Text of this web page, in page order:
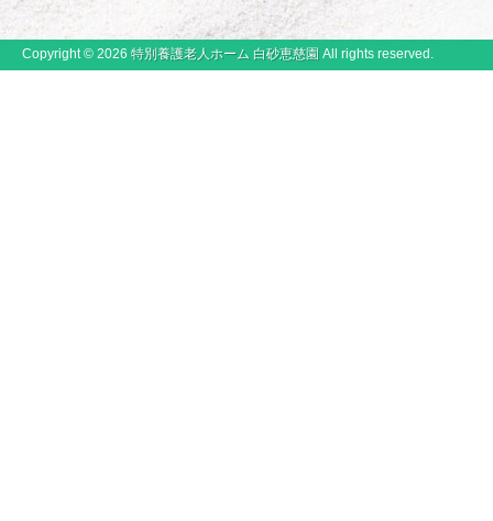
Copyright © 2026 特別養護老人ホーム 白砂恵慈園 All rights reserved.